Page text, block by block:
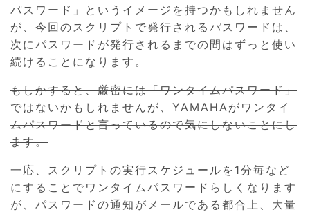
パスワード」というイメージを持つかもしれません
が、今回のスクリプトで発行されるパスワードは、
次にパスワードが発行されるまでの間はずっと使い
続けることになります。
もしかすると、厳密には「ワンタイムパスワード」
ではないかもしれませんが、YAMAHAがワンタイ
ムパスワードと言っているので気にしないことにし
ます。
一応、スクリプトの実行スケジュールを1分毎など
にすることでワンタイムパスワードらしくなります
が、パスワードの通知がメールである都合上、大量